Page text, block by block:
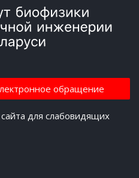
27
для слабовидящих
обращение